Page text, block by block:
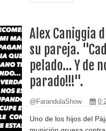
Alex Caniggia
su pareja.
pelado... Y de
parado!!!".
@FarandulaShow
Uno de los hijos del